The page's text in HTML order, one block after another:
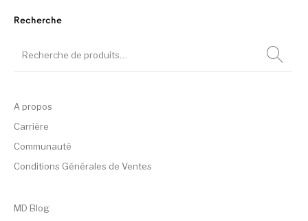
Recherche
A propos
Carrière
Communauté
Conditions Générales de Ventes
MD Blog